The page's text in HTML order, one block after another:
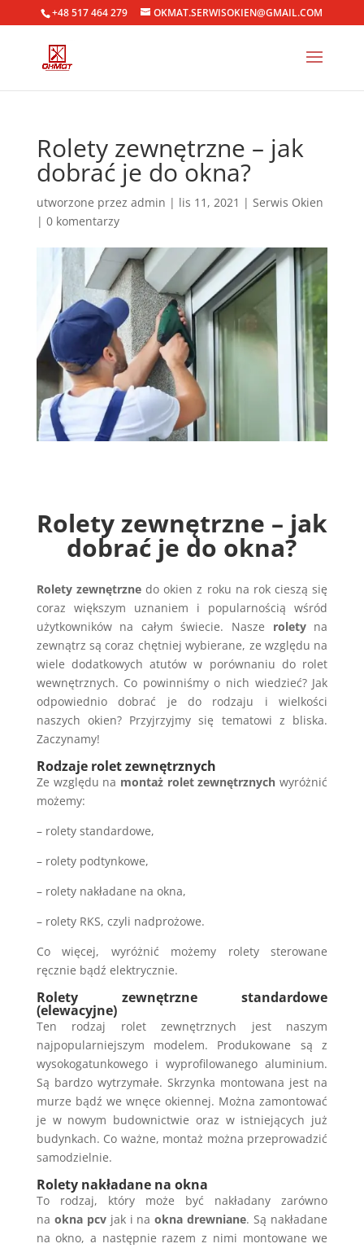
+48 517 464 279 OKMAT.SERWISOKIEN@GMAIL.COM
Rolety zewnętrzne – jak
dobrać je do okna?
utworzone przez admin | lis 11, 2021 | Serwis Okien
| 0 komentarzy
Rolety zewnętrzne – jak
dobrać je do okna?
Rolety zewnętrzne do okien z roku na rok cieszą się
coraz większym uznaniem i popularnością wśród
użytkowników na całym świecie. Nasze
rolety na
zewnątrz są coraz chętniej wybierane, ze względu na
wiele dodatkowych atutów w porównaniu do rolet
wewnętrznych. Co powinniśmy o nich wiedzieć? Jak
odpowiednio dobrać je do rodzaju i wielkości
naszych okien? Przyjrzyjmy się tematowi z bliska.
Zaczynamy!
Rodzaje rolet zewnętrznych
Ze względu na montaż rolet zewnętrznych wyróżnić
możemy:
– rolety standardowe,
– rolety podtynkowe,
– rolety nakładane na okna,
– rolety RKS, czyli nadprożowe.
Co więcej, wyróżnić możemy rolety sterowane
ręcznie bądź elektrycznie.
Rolety zewnętrzne standardowe
(elewacyjne)
Ten rodzaj rolet zewnętrznych jest naszym
najpopularniejszym modelem. Produkowane są z
wysokogatunkowego i wyprofilowanego aluminium.
Są bardzo wytrzymałe. Skrzynka montowana jest na
murze bądź we wnęce okiennej. Można zamontować
je w nowym budownictwie oraz w istniejących już
budynkach. Co ważne, montaż można przeprowadzić
samodzielnie.
Rolety nakładane na okna
To rodzaj, który może być nakładany zarówno
na okna pcv jak i naokna drewniane. Są nakładane
na okno, a następnie razem z nimi montowane we